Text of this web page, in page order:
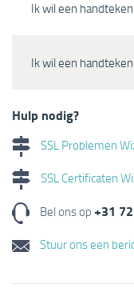
Ik wil een
Ik wil een
Hulp nodig?
SSL Problemen
SSL Certificaten
Bel ons op +31
Stuur ons een